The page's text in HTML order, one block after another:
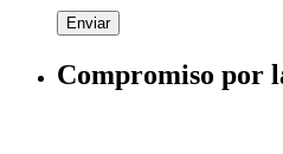
Enviar
Compromiso por